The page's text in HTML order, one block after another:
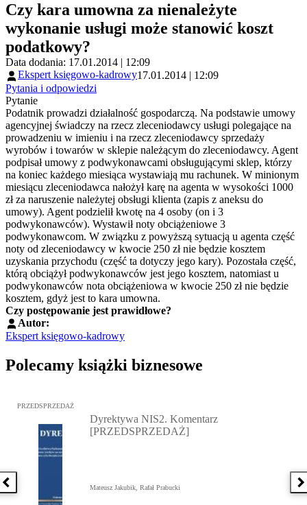
Czy kara umowna za nienależyte
wykonanie usługi może stanowić koszt
podatkowy?
Data dodania: 17.01.2014 | 12:09
Ekspert księgowo-kadrowy17.01.2014 | 12:09
Pytania i odpowiedzi
Pytanie
Podatnik prowadzi działalność gospodarczą. Na podstawie umowy
agencyjnej świadczy na rzecz zleceniodawcy usługi polegające na
prowadzeniu w imieniu i na rzecz zleceniodawcy sprzedaży
wyrobów i towarów w sklepie należącym do zleceniodawcy. Agent
podpisał umowy z podwykonawcami obsługującymi sklep, którzy
na koniec każdego miesiąca wystawiają mu rachunek. W minionym
miesiącu zleceniodawca nałożył karę na agenta w wysokości 1000
zł za naruszenie należytej obsługi klienta (zapis z aneksu do
umowy). Agent podzielił kwotę na 4 osoby (on i 3
podwykonawców). Wystawił noty obciążeniowe 3
podwykonawcom. W związku z powyższą sytuacją u agenta część
noty od zleceniodawcy w kwocie 250 zł nie będzie kosztem
uzyskania przychodu (część ta dotyczy jego kary). Pozostała część,
którą obciążył podwykonawców jest jego kosztem, natomiast u
podwykonawców nota obciążeniowa w kwocie 250 zł nie będzie
kosztem, gdyż jest to kara umowna.
Czy postępowanie jest prawidłowe?
Autor:
Ekspert księgowo-kadrowy
Polecamy książki biznesowe
Poprzednia książka
Przejdź do: Dyrektywa NIS2. Komentarz [PRZEDSPRZEDAŻ],
PRZEDSPRZEDAŻ
Dyrektywa NIS2. Komentarz
[PRZEDSPRZEDAŻ]
Mateusz Jakubik, Rafał Prabucki